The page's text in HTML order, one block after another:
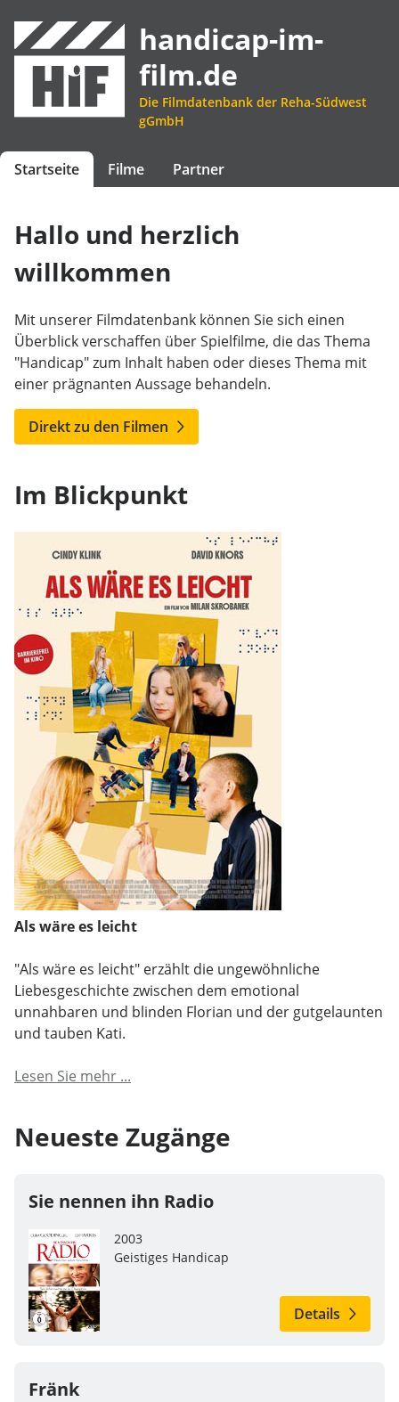
handicap-im-
film.de
Die Filmdatenbank der Reha-Südwest
gGmbH
Startseite Filme Partner
Hallo und herzlich
willkommen
Mit unserer Filmdatenbank können Sie sich einen
Überblick verschaffen über Spielfilme, die das Thema
"Handicap" zum Inhalt haben oder dieses Thema mit
einer prägnanten Aussage behandeln.
Direkt zu den Filmen
Im Blickpunkt
Als wäre es leicht
"Als wäre es leicht" erzählt die ungewöhnliche
Liebesgeschichte zwischen dem emotional
unnahbaren und blinden Florian und der gutgelaunten
und tauben Kati.
Lesen Sie mehr ...
Neueste Zugänge
Sie nennen ihn Radio
2003
Geistiges Handicap
Details
Fränk